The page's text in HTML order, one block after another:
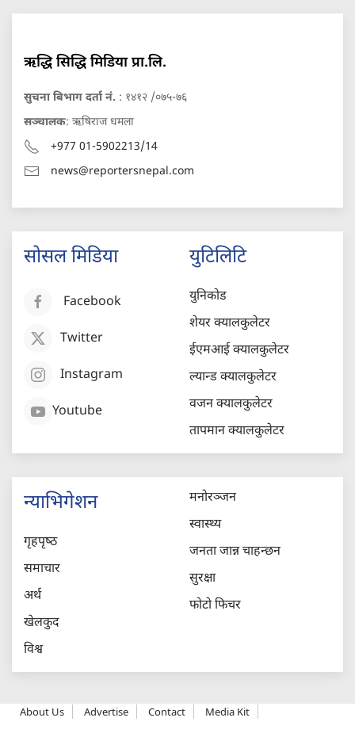
ऋद्धि सिद्धि मिडिया प्रा.लि.
सुचना बिभाग दर्ता नं. : १४१२ /०७५-७६
सञ्चालक: ऋषिराज धमला
+977 01-5902213/14
news@reportersnepal.com
सोसल मिडिया
Facebook
Twitter
Instagram
Youtube
युटिलिटि
युनिकोड
शेयर क्यालकुलेटर
ईएमआई क्यालकुलेटर
ल्यान्ड क्यालकुलेटर
वजन क्यालकुलेटर
तापमान क्यालकुलेटर
न्याभिगेशन
गृहपृष्‍ठ
समाचार
अर्थ
खेलकुद
विश्व
मनोरञ्जन
स्वास्थ्य
जनता जान्न चाहन्छन
सुरक्षा
फोटो फिचर
About Us Advertise Contact Media Kit